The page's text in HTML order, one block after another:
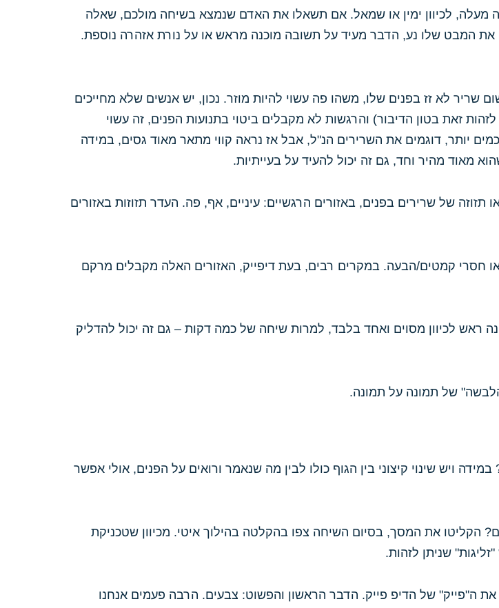
מעלה, לכיוון ימין או שמאל. אם תשאלו את האדם שנמצא בשיחה מולכם, שאלה
את המבט שלו נע, הדבר מעיד על תשובה מוכנה מראש או על נורת אזהרה נוספת.
שריר לא זז בפנים שלו, משהו פה עשוי להיות מוזר. נכון, יש אנשים שלא מחייכים
זאת בטון הדיבור) והרגשות לא מקבלים ביטוי בתנועות הפנים, זה עשוי
יותר, דוגמים את השרירים הנ"ל, אבל אז נראה קווי מתאר מאוד גסים, במידה
מאוד מהיר וחד, גם זה יכול להעיד על בעייתיות.
תזוזה של שרירים בפנים, באזורים הרגשיים: עיניים, אף, פה. העדר תזוזות באזורים
חסרי קמטים/הבעה. במקרים רבים, בעת דיפייק, האזורים האלה מקבלים מרקם
לכיוון מסוים ואחד בלבד, למרות שיחה של כמה דקות – גם זה יכול להדליק
ויש שינוי קיצוני בין הגוף כולו לבין מה שנאמר ורואים על הפנים, אולי אפשר
הקליטו את המסך, בסיום השיחה צפו בהקלטה בהילוך איטי. מכיוון שטכניקת
את ה"פייק" של הדיפ פייק. הדבר הראשון והפשוט: צבעים. הרבה פעמים אנחנו